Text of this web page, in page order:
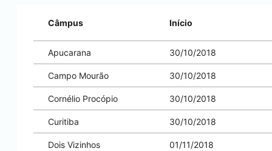
Câmpus Início
Apucarana 30/10/2018
Campo Mourão 30/10/2018
Cornélio Procópio 30/10/2018
Curitiba 30/10/2018
Dois Vizinhos 01/11/2018